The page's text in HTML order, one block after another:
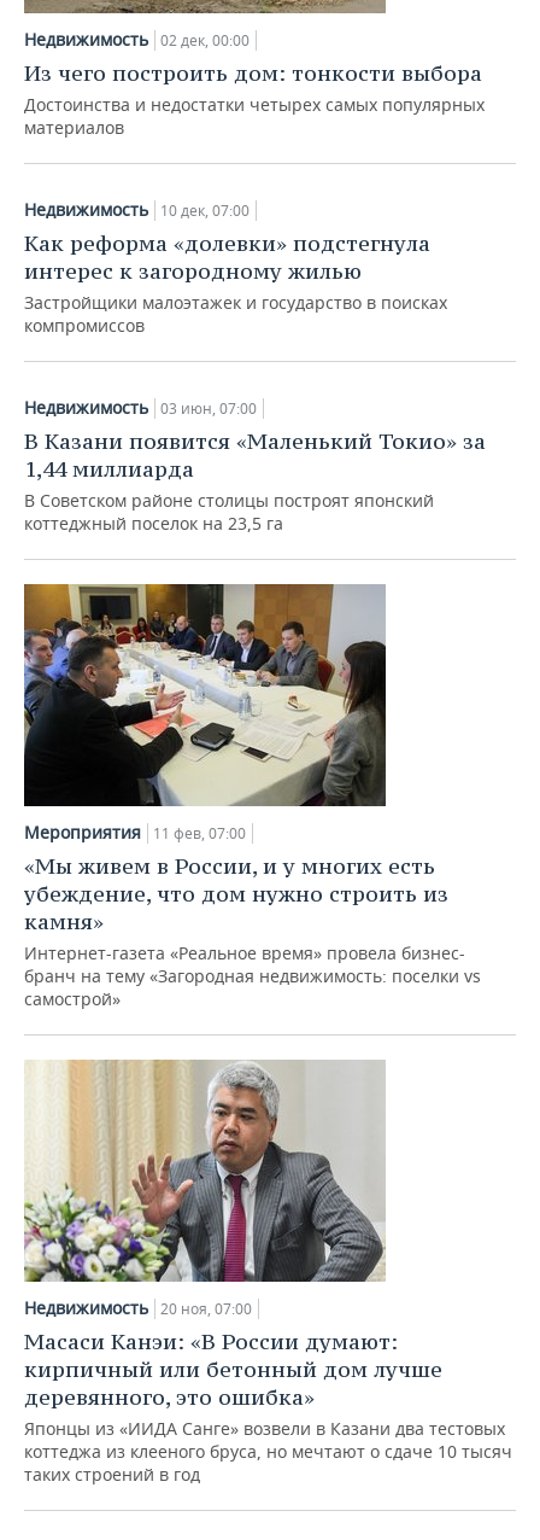
Недвижимость 02 дек, 00:00
Из чего построить дом: тонкости выбора
Достоинства и недостатки четырех самых популярных
материалов
Недвижимость 10 дек, 07:00
Как реформа «долевки» подстегнула
интерес к загородному жилью
Застройщики малоэтажек и государство в поисках
компромиссов
Недвижимость 03 июн, 07:00
В Казани появится «Маленький Токио» за
1,44 миллиарда
В Советском районе столицы построят японский
коттеджный поселок на 23,5 га
Мероприятия 11 фев, 07:00
«Мы живем в России, и у многих есть
убеждение, что дом нужно строить из
камня»
Интернет-газета «Реальное время» провела бизнес-
бранч на тему «Загородная недвижимость: поселки vs
самострой»
Недвижимость 20 ноя, 07:00
Масаси Канэи: «В России думают:
кирпичный или бетонный дом лучше
деревянного, это ошибка»
Японцы из «ИИДА Санге» возвели в Казани два тестовых
коттеджа из клееного бруса, но мечтают о сдаче 10 тысяч
таких строений в год